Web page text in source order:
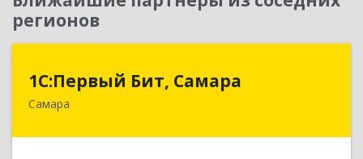
регионов
1С:Первый Бит, Самара
Самара
1С:Первый Бит, Самара
443013, Самарская обл, Самара г, Дачная ул,